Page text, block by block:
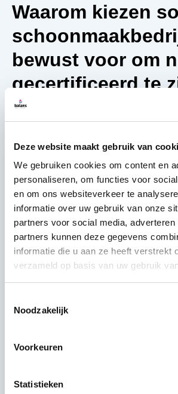
Deze website maakt gebruik van
We gebruiken cookies om content en
personaliseren, om functies voor
en om ons websiteverkeer te
informatie over uw gebruik van onze
partners voor social media,
partners kunnen deze gegevens
informatie die u aan ze heeft verstrekt
verzameld op basis van uw gebruik
Noodzakelijk
Voorkeuren
Statistieken
Waarom kiezen
bewust voor om
gecertificeerd te
Certificering brengt aanzienlijke
niet alleen voor het verkrijgen ervan,
administratie. Kleinere bedrijven
investering soms niet opwegen tegen
vooral als hun klanten er geen
Deadministratieve lastis
gedocumenteerd worden:
trainingen, feedback en
anders besteed kan worden aan het
schoonmaakwerk of aan klantcontact.
te kunnen schakelen zonder eerst
hoeven aanpassen. Ze kunnen
kwaliteitssysteem hoeft te worden
Andere bedrijven focussen bewust
relaties en vakmanschap in plaats van